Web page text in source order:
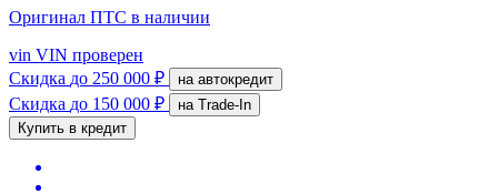
Оригинал ПТС в наличии
vin VIN проверен
Скидка до 250 000 ₽ на автокредит
Скидка до 150 000 ₽
на Trade-In
Купить в кредит